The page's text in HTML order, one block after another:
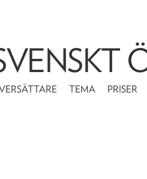
TEMA PRISER